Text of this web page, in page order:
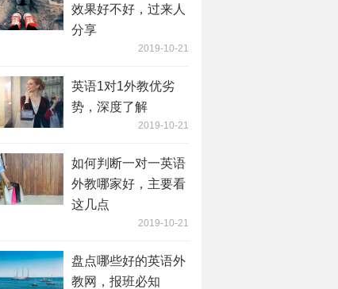
效果好不好，过来人
分享
2019-10-21
英语1对1外教优劣
势，深度了解
2019-10-21
如何判断一对一英语
外教哪家好，主要看
这几点
2019-10-21
盘点哪些好的英语外
教网，报班必知